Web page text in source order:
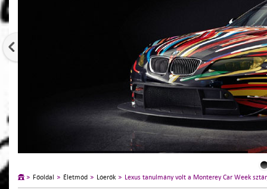
Főoldal Életmód Lóerők Lexus tanulmány volt a Monterey Car Week